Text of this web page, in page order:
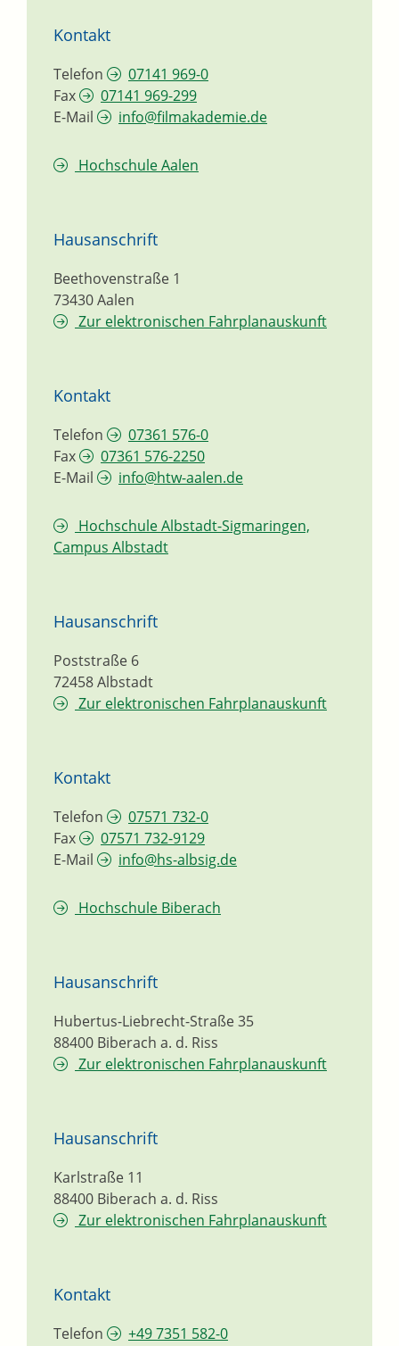
Kontakt
Telefon
07141 969-0
Fax
07141 969-299
E-Mail
info@filmakademie.de
Hochschule Aalen
Hausanschrift
Beethovenstraße 1
73430Aalen
Zur elektronischen Fahrplanauskunft
Kontakt
Telefon
07361 576-0
Fax
07361 576-2250
E-Mail
info@htw-aalen.de
Hochschule Albstadt-Sigmaringen,
Campus Albstadt
Hausanschrift
Poststraße 6
72458Albstadt
Zur elektronischen Fahrplanauskunft
Kontakt
Telefon
07571 732-0
Fax
07571 732-9129
E-Mail
info@hs-albsig.de
Hochschule Biberach
Hausanschrift
Hubertus-Liebrecht-Straße 35
88400 Biberach a. d. Riss
Zur elektronischen Fahrplanauskunft
Hausanschrift
Karlstraße 11
88400 Biberach a. d. Riss
Zur elektronischen Fahrplanauskunft
Kontakt
Telefon
+49 7351 582-0